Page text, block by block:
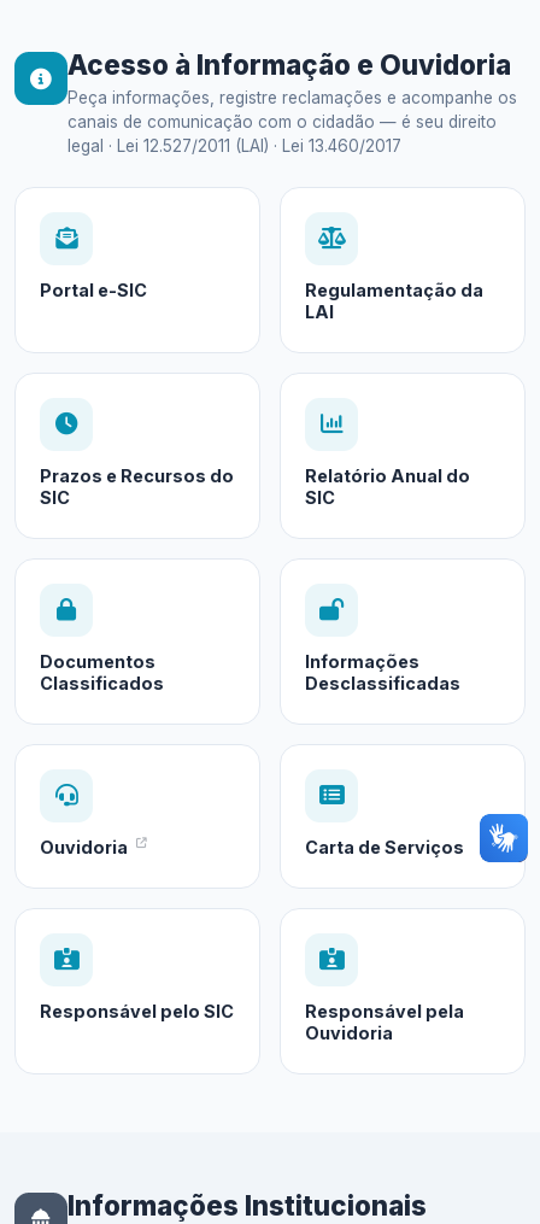
Acesso à Informação e Ouvidoria
Peça informações, registre reclamações e acompanhe os
canais de comunicação com o cidadão — é seu direito
legal · Lei 12.527/2011 (LAI) · Lei 13.460/2017
Portal e-SIC
Regulamentação da
LAI
Prazos e Recursos do
SIC
Relatório Anual do
SIC
Documentos
Classificados
Informações
Desclassificadas
Ouvidoria Carta de Serviços
Responsável pelo SIC
Responsável pela
Ouvidoria
Informações Institucionais